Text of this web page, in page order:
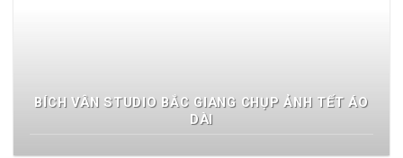
BÍCH VÂN STUDIO BẮC GIANG CHỤP ẢNH TẾT ÁO
DÀI